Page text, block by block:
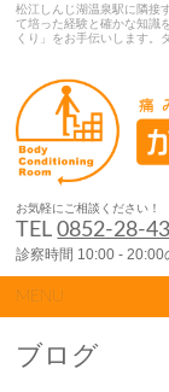
松江しんじ湖温泉駅に隣接
て培った経験と確かな知識
くり」をお手伝いします。
お気軽にご相談ください！
TEL0852-28-
診察時間 10:00 -
MENU
ブログ